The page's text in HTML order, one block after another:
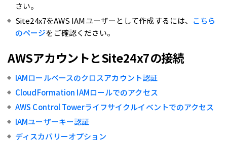
さい。
Site24x7をAWS IAMユーザーとして作成するには、 こちら
のページをご確認ください。
AWSアカウントとSite24x7の接続
IAMロールベースのクロスアカウント認証
CloudFormation IAMロールでのアクセス
AWS Control Towerライフサイクルイベントでのアクセス
IAMユーザーキー認証
ディスカバリーオプション